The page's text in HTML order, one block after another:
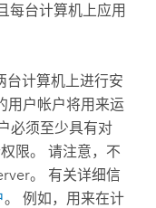
每台计算机上应用
台计算机上进行安
用户帐户将用来运
必须至少具有对
限。 请注意，不
。 有关详细信
。 例如，用来在计